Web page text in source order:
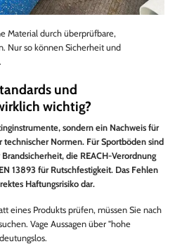
Material durch überprüfbare,
Nur so können Sicherheit und
und
wichtig?
sondern ein Nachweis für
technischer Normen. Für Sportböden sind
die REACH-Verordnung
13893 für Rutschfestigkeit. Das Fehlen
Haftungsrisiko dar.
eines Produkts prüfen, müssen Sie nach
Vage Aussagen über "hohe